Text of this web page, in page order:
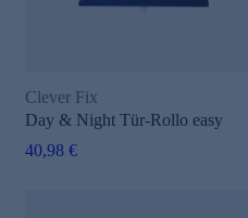
Clever Fix
Day & Night Tür-Rollo easy
40,98 €